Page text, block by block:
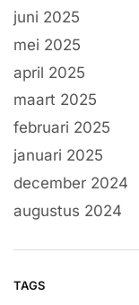
juni 2025
mei 2025
april 2025
maart 2025
februari 2025
januari 2025
december 2024
augustus 2024
TAGS